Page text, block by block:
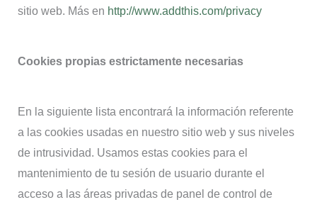
sitio web. Más en http://www.addthis.com/privacy
Cookies propias estrictamente necesarias
En la siguiente lista encontrará la información referente
a las cookies usadas en nuestro sitio web y sus niveles
de intrusividad. Usamos estas cookies para el
mantenimiento de tu sesión de usuario durante el
acceso a las áreas privadas de panel de control de